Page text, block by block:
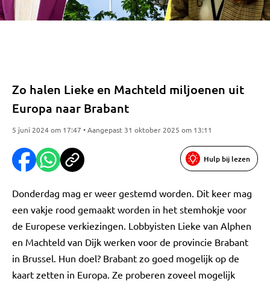
Zo halen Lieke en Machteld miljoenen uit
Europa naar Brabant
5 juni 2024 om 17:47 • Aangepast 31 oktober 2025 om 13:11
Hulp bij lezen
Donderdag mag er weer gestemd worden. Dit keer mag
een vakje rood gemaakt worden in het stemhokje voor
de Europese verkiezingen. Lobbyisten Lieke van Alphen
en Machteld van Dijk werken voor de provincie Brabant
in Brussel. Hun doel? Brabant zo goed mogelijk op de
kaart zetten in Europa. Ze proberen zoveel mogelijk